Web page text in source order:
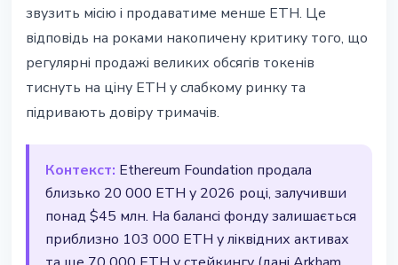
звузить місію і продаватиме менше ETH. Це
відповідь на роками накопичену критику того, що
регулярні продажі великих обсягів токенів
тиснуть на ціну ETH у слабкому ринку та
підривають довіру тримачів.
Контекст: Ethereum Foundation продала
близько 20 000 ETH у 2026 році, залучивши
понад $45 млн. На балансі фонду залишається
приблизно 103 000 ETH у ліквідних активах